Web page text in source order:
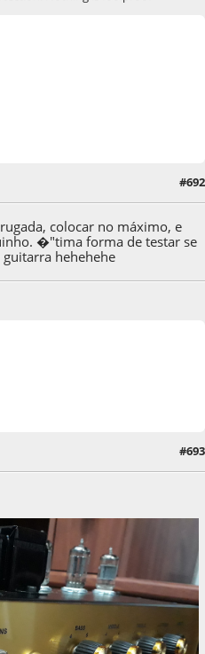
#692
colocar no máximo, e
�"tima forma de testar se
hehehehe
: 29 de April de 2022, as 23:00:32 by Matec
#693